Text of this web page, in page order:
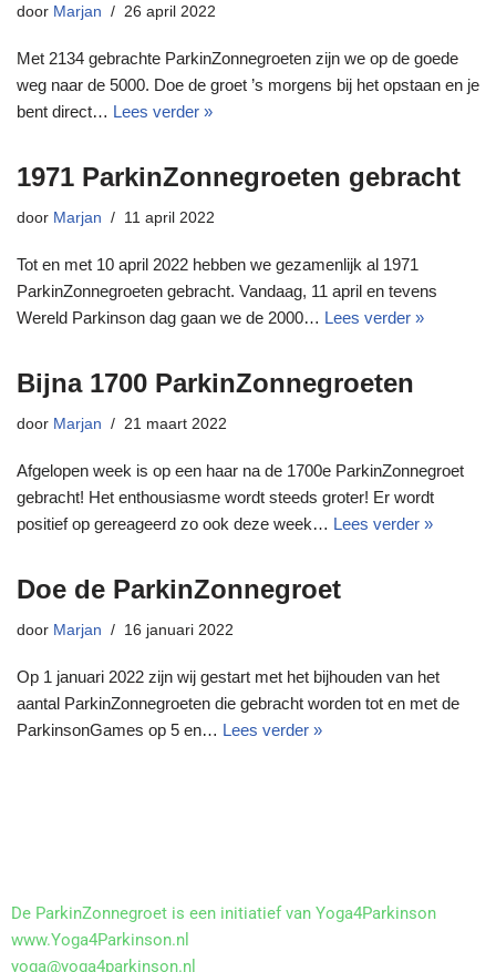
door Marjan 26 april 2022
Met 2134 gebrachte ParkinZonnegroeten zijn we op de goede
weg naar de 5000. Doe de groet ’s morgens bij het opstaan en je
bent direct… Lees verder »
1971 ParkinZonnegroeten gebracht
door Marjan 11 april 2022
Tot en met 10 april 2022 hebben we gezamenlijk al 1971
ParkinZonnegroeten gebracht. Vandaag, 11 april en tevens
Wereld Parkinson dag gaan we de 2000… Lees verder »
Bijna 1700 ParkinZonnegroeten
door Marjan 21 maart 2022
Afgelopen week is op een haar na de 1700e ParkinZonnegroet
gebracht! Het enthousiasme wordt steeds groter! Er wordt
positief op gereageerd zo ook deze week… Lees verder »
Doe de ParkinZonnegroet
door Marjan 16 januari 2022
Op 1 januari 2022 zijn wij gestart met het bijhouden van het
aantal ParkinZonnegroeten die gebracht worden tot en met de
ParkinsonGames op 5 en… Lees verder »
De ParkinZonnegroet is een initiatief van Yoga4Parkinson
www.Yoga4Parkinson.nl
yoga@yoga4parkinson.nl